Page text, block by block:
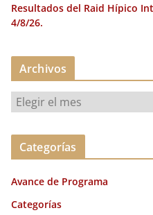
Resultados del Raid Hípico
4/8/26.
Archivos
r
c
v
o
Categorías
Avance de Programa
Categorías